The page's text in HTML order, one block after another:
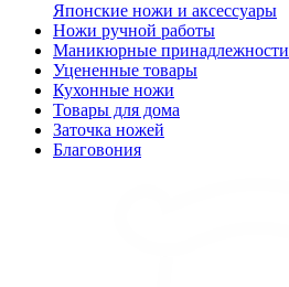
Японские ножи и аксессуары
Ножи ручной работы
Маникюрные принадлежности
Уцененные товары
Кухонные ножи
Товары для дома
Заточка ножей
Благовония